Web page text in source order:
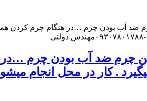
آب بودن چرم …در هنگام چرم کردن
چرم ضد آب بودن چرم
. کار در محل انجام